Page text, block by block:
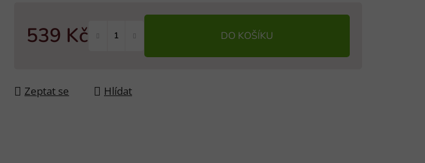
539 Kč DO KOŠÍKU
Zeptat se Hlídat